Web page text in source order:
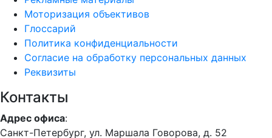
Моторизация объективов
Глоссарий
Политика конфиденциальности
Согласие на обработку персональных данных
Реквизиты
Контакты
Адрес офиса:
Санкт-Петербург, ул. Маршала Говорова, д. 52